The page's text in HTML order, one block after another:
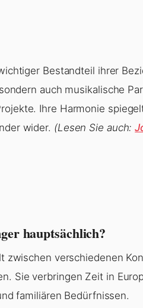
Bestandteil ihrer
auch musikalische
Ihre Harmonie
wider. (Lesen Sie auch:
hauptsächlich?
zwischen verschiedenen
Sie verbringen Zeit in
familiären Bedürfnissen.